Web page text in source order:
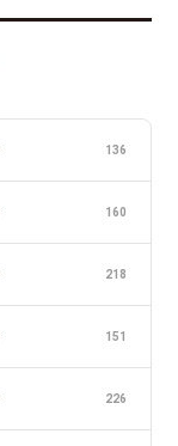
136
160
218
151
226